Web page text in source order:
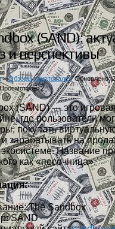
(SAND):
и перспективы
»Обзоры криптовалют Обновлено:
Просмотров: 2
(SAND) — это
где пользователи
покупать
зарабатывать на
экосистеме. Название
как «песочница».
The Sandbox
SAND